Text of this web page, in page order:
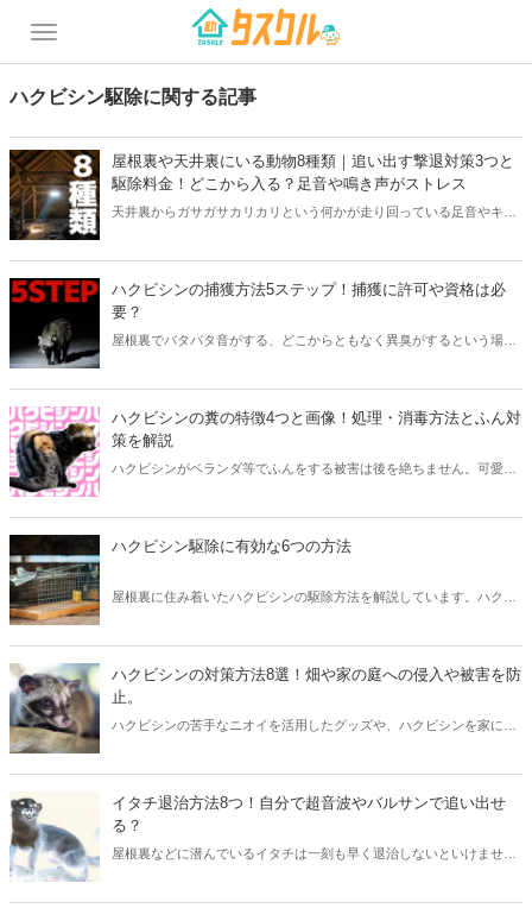
ハクビシン駆除に関する記事
屋根裏や天井裏にいる動物8種類｜追い出す撃退対策3つと
駆除料金！どこから入る？足音や鳴き声がストレス
天井裏からガサガサカリカリという何かが走り回っている足音やキー
ら動物を自分で追い出す撃退方法3つと業者にたのんだ場合の駆除料
金、侵入経路を解説。家屋がダメになり膨大なリフォーム費用がかか
るなど、思いもよらない被害を受ける前に追い出しましょう。
ハクビシンの捕獲方法5ステップ！捕獲に許可や資格は必
要？
屋根裏でバタバタ音がする、どこからともなく異臭がするという場合
ました。
ハクビシンの糞の特徴4つと画像！処理・消毒方法とふん対
策を解説
ハクビシンがベランダ等でふんをする被害は後を絶ちません。可愛い
を守りましょう。
ハクビシン駆除に有効な6つの方法
屋根裏に住み着いたハクビシンの駆除方法を解説しています。ハクビ
除を頼んだ場合の相場についても細かく説明しています。
ハクビシンの対策方法8選！畑や家の庭への侵入や被害を防
止。
ハクビシンの苦手なニオイを活用したグッズや、ハクビシンを家に入
いについても調べています。
イタチ退治方法8つ！自分で超音波やバルサンで追い出せ
る？
屋根裏などに潜んでいるイタチは一刻も早く退治しないといけませ